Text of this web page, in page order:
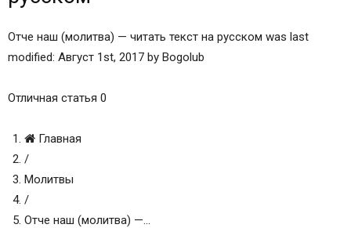
Отче наш (молитва) — читать текст на русском was last
modified: Август 1st, 2017 by Bogolub
Отличная статья 0
Главная
/
Молитвы
/
Отче наш (молитва) —…